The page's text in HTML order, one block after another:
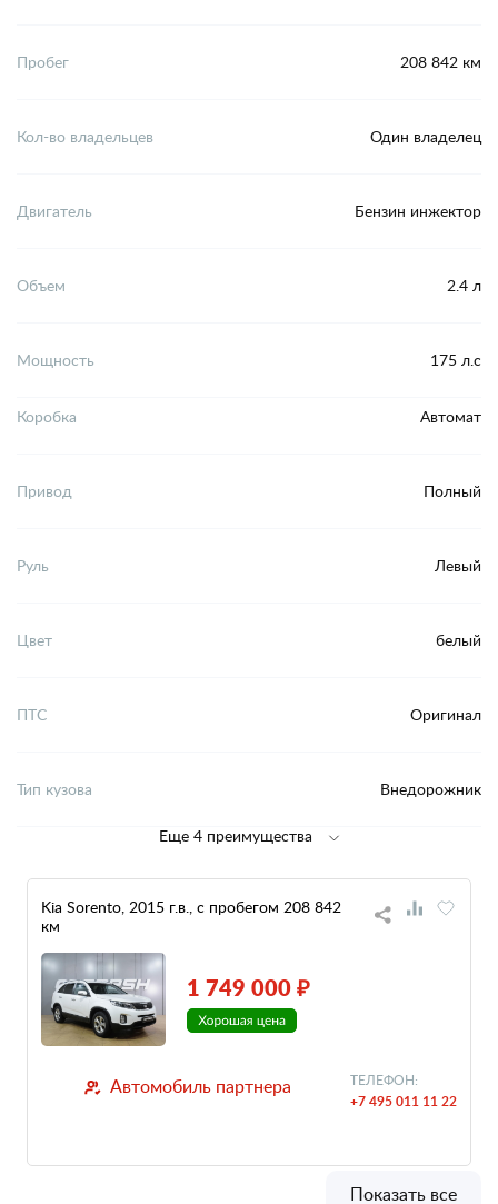
Пробег 208 842 км
Кол-во владельцев Один владелец
Двигатель Бензин инжектор
Объем 2.4 л
Мощность 175 л.с
Коробка Автомат
Привод Полный
Руль Левый
Цвет белый
ПТС Оригинал
Тип кузова Внедорожник
Еще 4 преимущества
Kia Sorento, 2015 г.в., с пробегом 208 842
км
1 749 000 ₽
Автомобиль партнера ТЕЛЕФОН:
+7 495 011 11 22
Показать все